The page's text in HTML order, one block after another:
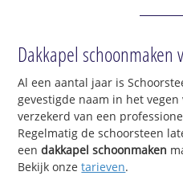
Dakkapel schoonmaken
Al een aantal jaar is
gevestigde naam in het
verzekerd van een
Regelmatig de schoorsteen
eendakkapel schoonmaken
Bekijk onzetarieven.